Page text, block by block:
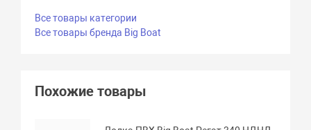
Все товары категории
Все товары бренда Big Boat
Похожие товары